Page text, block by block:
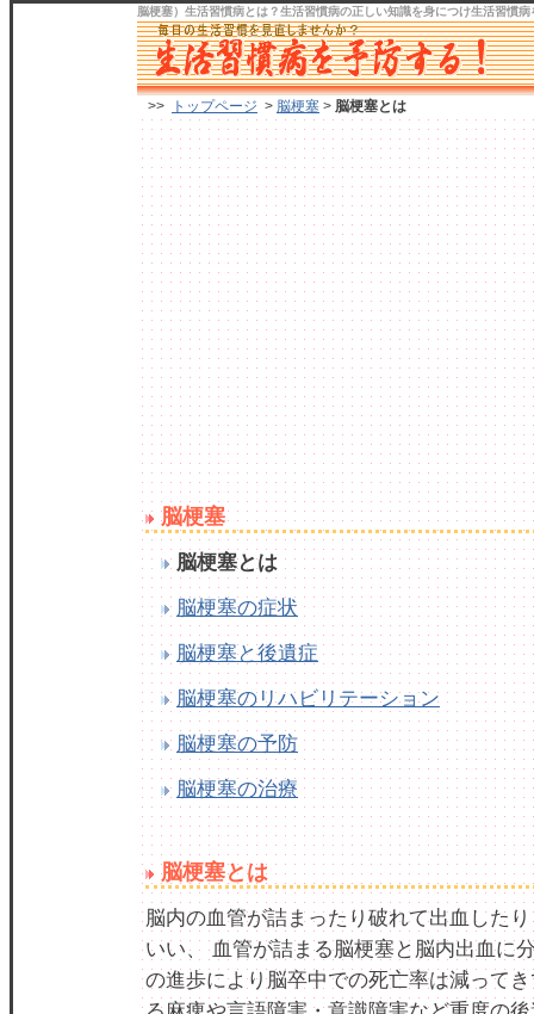
脳梗塞）生活習慣病とは？生活習慣病の正しい知識を身につけ生活習慣病
>> トップページ > 脳梗塞 > 脳梗塞とは
脳梗塞
脳梗塞とは
脳梗塞の症状
脳梗塞と後遺症
脳梗塞のリハビリテーション
脳梗塞の予防
脳梗塞の治療
脳梗塞とは
脳内の血管が詰まったり破れて出血した
いい、 血管が詰まる脳梗塞と脳内出血に
の進歩により脳卒中での死亡率は減って